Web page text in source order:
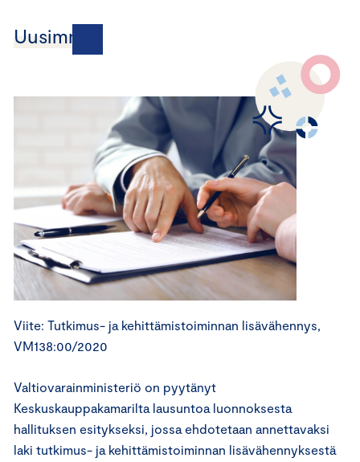
Uusimmat
Viite: Tutkimus- ja kehittämistoiminnan lisävähennys,
VM138:00/2020
Valtiovarainministeriö on pyytänyt
Keskuskauppakamarilta lausuntoa luonnoksesta
hallituksen esitykseksi, jossa ehdotetaan annettavaksi
laki tutkimus- ja kehittämistoiminnan lisävähennyksestä